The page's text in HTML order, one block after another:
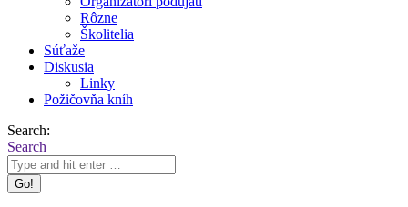
Rôzne
Školitelia
Súťaže
Diskusia
Linky
Požičovňa kníh
Search:
Search